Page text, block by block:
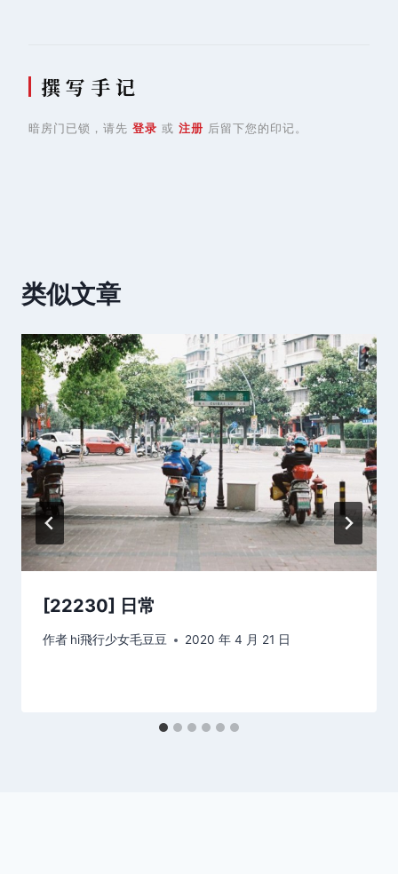
撰 写 手 记
暗房门已锁，请先 登录 或 注册 后留下您的印记。
类似文章
[22230] 日常
作者 hi飛行少女毛豆豆 2020 年 4 月 21 日